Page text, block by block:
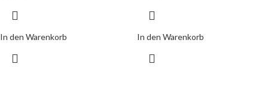
In den Warenkorb In den Warenkorb